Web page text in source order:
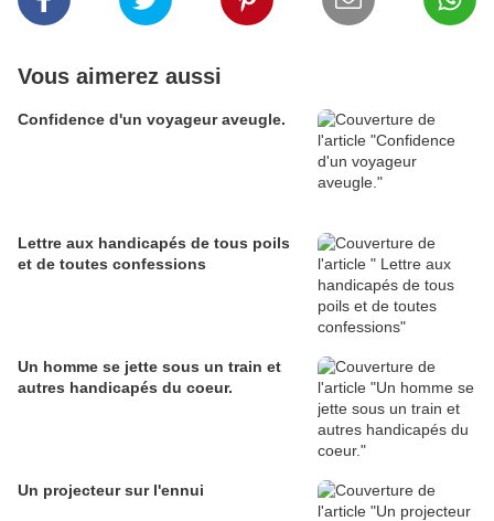
Vous aimerez aussi
Confidence d'un voyageur aveugle.
Lettre aux handicapés de tous poils
et de toutes confessions
Un homme se jette sous un train et
autres handicapés du coeur.
Un projecteur sur l'ennui